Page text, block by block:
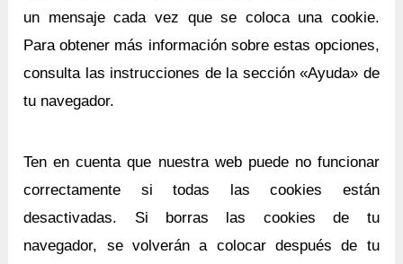
un mensaje cada vez que se coloca una cookie.
Para obtener más información sobre estas opciones,
consulta las instrucciones de la sección «Ayuda» de
tu navegador.
Ten en cuenta que nuestra web puede no funcionar
correctamente si todas las cookies están
desactivadas. Si borras las cookies de tu
navegador, se volverán a colocar después de tu